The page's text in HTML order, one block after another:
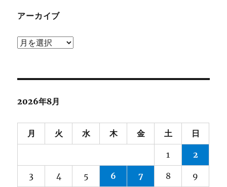
ー
アーカイブ
ア
ブ
2026年8月
月 火 水 木 金 土 日
1 2
3 4 5 6 7 8 9